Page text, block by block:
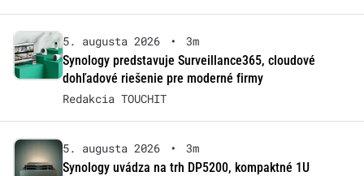
5. augusta 2026 •
3m
Synology predstavuje Surveillance365, cloudové
dohľadové riešenie pre moderné firmy
Redakcia TOUCHIT
5. augusta 2026 •
3m
Synology uvádza na trh DP5200, kompaktné 1U